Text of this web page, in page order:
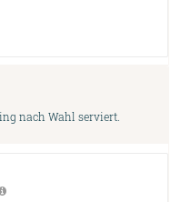
nach Wahl serviert.